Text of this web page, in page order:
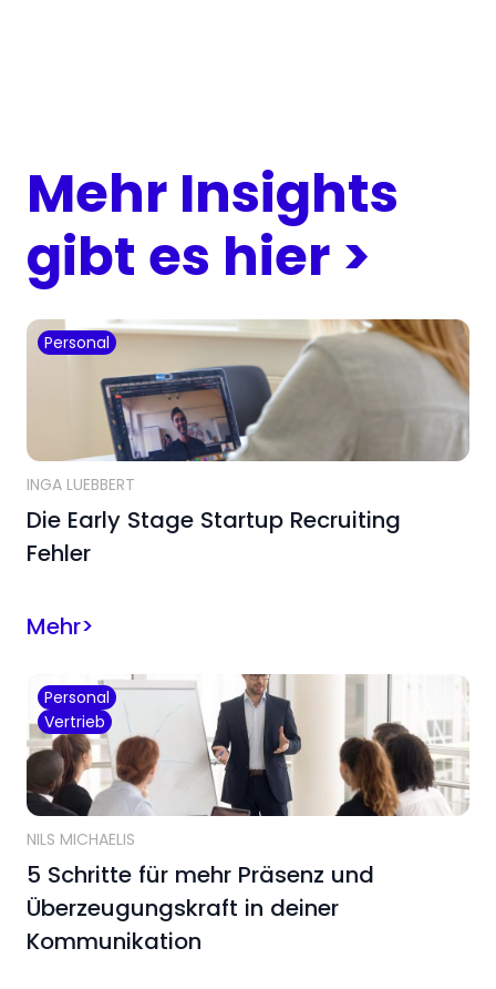
Mehr Insights
gibt es hier >
Personal
INGA LUEBBERT
Die Early Stage Startup Recruiting
Fehler
Mehr>
Personal
Vertrieb
NILS MICHAELIS
5 Schritte für mehr Präsenz und
Überzeugungskraft in deiner
Kommunikation